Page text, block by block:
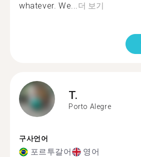
whatever. We... 더 보기
T.
Porto Alegre
구사언어
포르투갈어 영어